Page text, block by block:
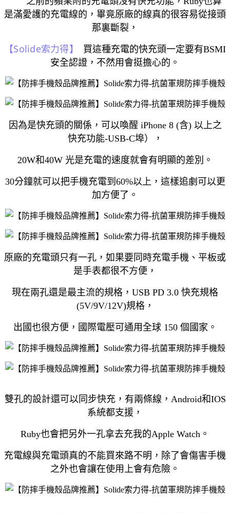
是滿愛護的充電線的，畢竟原廠的線真的很容易從接頭
那裏斷裂，
【Solide索力得】
買這種充電的快充頭一定要有BSMI
安全認證，不然用會挺擔心的。
因為是快充頭的關係，可以喚醒 iPhone 8 (含) 以上之
快充功能-USB-C埠），
20W和40W 光是充電的速度就會有明顯的差別。
30分鐘就可以把手機充電到60%以上，這樣追劇可以更
加方便了。
原廠的充電頭只有一孔，如果要同時充電手機、平板或
是手表都很不方便，
現在兩孔還是最主流的規格，USB PD 3.0 快充規格
(5V/9V/12V)規格，
出國也很方便，國際電壓可通用全球 150 個國家。
雙孔的設計還可以同步快充，有兩條線，Android和IOS
系統都支援，
Ruby也會把另外一孔拿去充我的Apple Watch。
充電線與充電頭真的不能買來路不明，除了會傷害手機
之外也會讓在使用上會有危險。